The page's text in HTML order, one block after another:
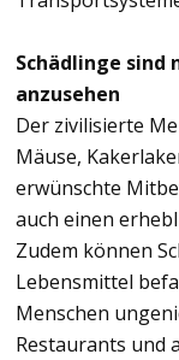
Schädlinge
anzusehen
Der zivilisierte
Mäuse,
erwünschte
auch einen
Zudem können
Lebensmittel
Menschen
Restaurants und